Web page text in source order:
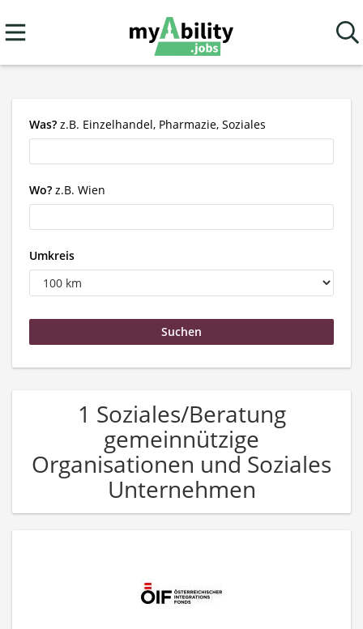
Was? z.B. Einzelhandel, Pharmazie, Soziales
Wo? z.B. Wien
Umkreis
1 Soziales/Beratung
gemeinnützige
Organisationen und Soziales
Unternehmen